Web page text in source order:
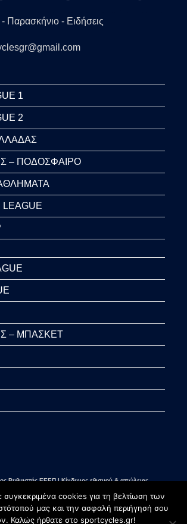
Παρασκήνιο - Ειδήσεις
1
2
– ΠΟΔΟΣΦΑΙΡΟ
LEAGUE
– ΜΠΑΣΚΕΤ
Ρυθμιστής ΕΕΕΠ | Κίνδυνος εθισμού & απώλειας
συγκεκριμένα cookies για τη βελτίωση των
μας και την ασφαλή περιήγησή σου
Καλώς ήρθατε στο sportcycles.gr!